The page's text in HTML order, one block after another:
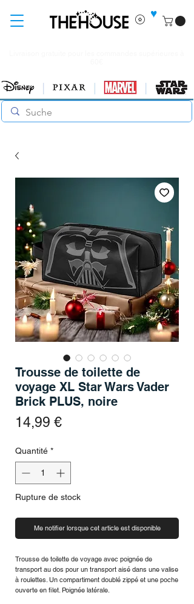
♥
Trousse de toilette de
voyage XL Star Wars Vader
Brick PLUS, noire
14,99 €Prix
Quantité *
Rupture de stock
Me notifier lorsque cet article est disponible
Trousse de toilette de voyage avec poignée de
transport au dos pour un transport aisé dans une valise
à roulettes. Un compartiment doublé zippé et une poche
ouverte en filet. Poignée latérale.